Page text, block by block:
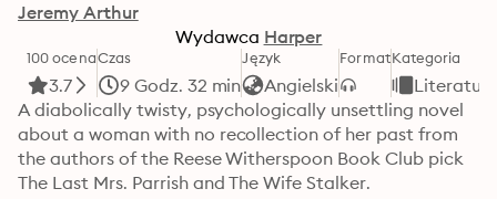
Jeremy Arthur
Wydawca Harper
100 ocena
3.7
Czas
9 Godz. 32 min
Język
Angielski
FormatKategoria
A diabolically twisty, psychologically unsettling novel
about a woman with no recollection of her past from
the authors of the Reese Witherspoon Book Club pick
The Last Mrs. Parrish and The Wife Stalker.